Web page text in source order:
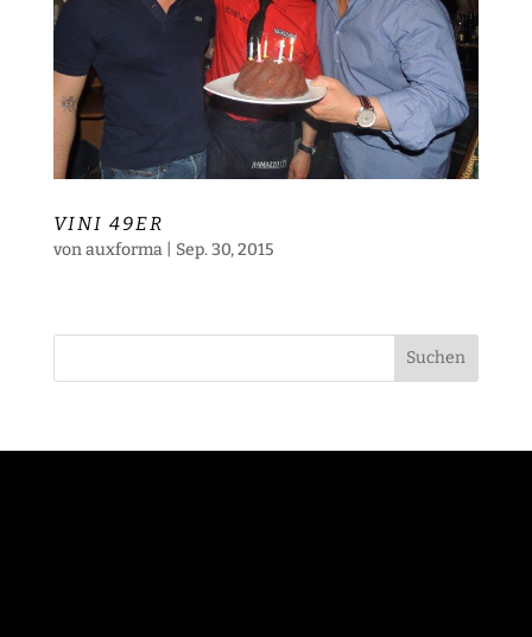
VINI 49ER
vonauxforma| Sep. 30, 2015